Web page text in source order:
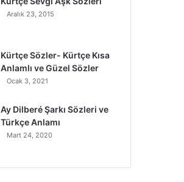
Aralık 23, 2015
Kürtçe Sözler- Kürtçe Kısa
Anlamlı ve Güzel Sözler
Ocak 3, 2021
Ay Dilberé Şarkı Sözleri ve
Türkçe Anlamı
Mart 24, 2020